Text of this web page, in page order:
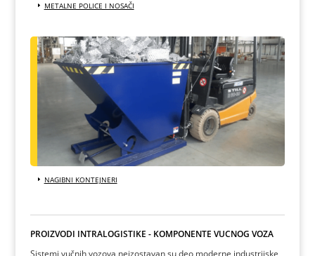
METALNE POLICE I NOSAČI
NAGIBNI KONTEJNERI
PROIZVODI INTRALOGISTIKE - KOMPONENTE VUČNOG VOZA